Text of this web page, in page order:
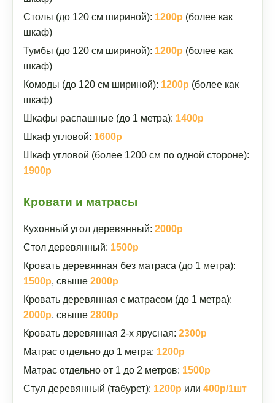
Столы (до 120 см шириной): 1200р (более как
шкаф)
Тумбы (до 120 см шириной): 1200р (более как
шкаф)
Комоды (до 120 см шириной): 1200р (более как
шкаф)
Шкафы распашные (до 1 метра): 1400р
Шкаф угловой: 1600р
Шкаф угловой (более 1200 см по одной стороне):
1900р
Кровати и матрасы
Кухонный угол деревянный: 2000р
Стол деревянный: 1500р
Кровать деревянная без матраса (до 1 метра):
1500р, свыше 2000р
Кровать деревянная с матрасом (до 1 метра):
2000р, свыше 2800р
Кровать деревянная 2-х ярусная: 2300р
Матрас отдельно до 1 метра: 1200р
Матрас отдельно от 1 до 2 метров: 1500р
Стул деревянный (табурет): 1200р или 400р/1шт